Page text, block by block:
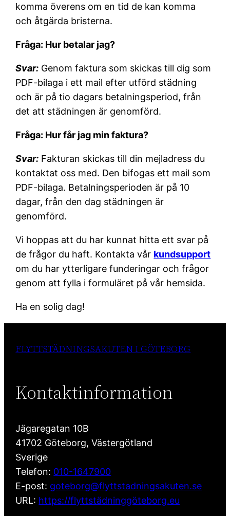
komma överens om en tid de kan komma
och åtgärda bristerna.
Fråga: Hur betalar jag?
Svar: Genom faktura som skickas till dig som
PDF-bilaga i ett mail efter utförd städning
och är på tio dagars betalningsperiod, från
det att städningen är genomförd.
Fråga: Hur får jag min faktura?
Svar: Fakturan skickas till din mejladress du
kontaktat oss med. Den bifogas ett mail som
PDF-bilaga. Betalningsperioden är på 10
dagar, från den dag städningen är
genomförd.
Vi hoppas att du har kunnat hitta ett svar på
de frågor du haft. Kontakta vår kundsupport
om du har ytterligare funderingar och frågor
genom att fylla i formuläret på vår hemsida.
Ha en solig dag!
FLYTTSTÄDNINGSAKUTEN I GÖTEBORG
Kontaktinformation
Jägaregatan 10B
41702 Göteborg,Västergötland
Sverige
Telefon: 010-1647900
E-post: goteborg@flyttstadningsakuten.se
URL: https://flyttstädninggöteborg.eu